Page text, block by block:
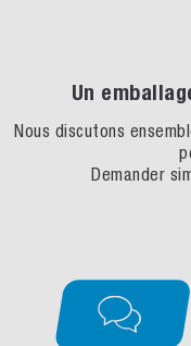
Un
Nous discutons
Demander